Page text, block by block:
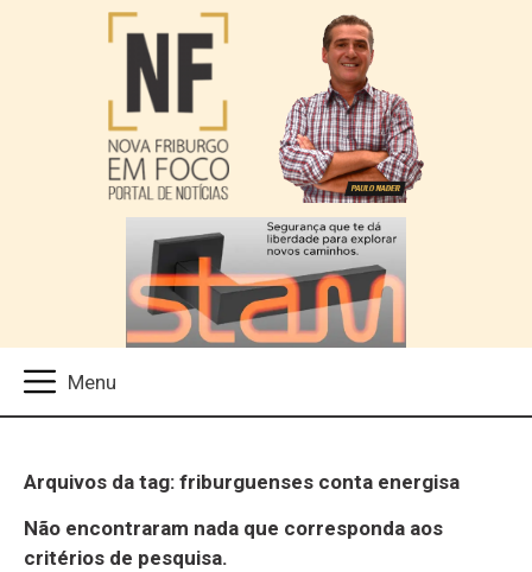
Arquivos da tag: friburguenses conta energisa
Não encontraram nada que corresponda aos
critérios de pesquisa.